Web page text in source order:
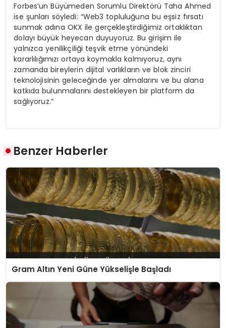
Forbes’un Büyümeden Sorumlu Direktörü Taha Ahmed
ise şunları söyledi: “Web3 topluluğuna bu eşsiz fırsatı
sunmak adına OKX ile gerçekleştirdiğimiz ortaklıktan
dolayı büyük heyecan duyuyoruz. Bu girişim ile
yalnızca yenilikçiliği teşvik etme yönündeki
kararlılığımızı ortaya koymakla kalmıyoruz, aynı
zamanda bireylerin dijital varlıkların ve blok zinciri
teknolojisinin geleceğinde yer almalarını ve bu alana
katkıda bulunmalarını destekleyen bir platform da
sağlıyoruz.”
Benzer Haberler
Gram Altın Yeni Güne Yükselişle Başladı